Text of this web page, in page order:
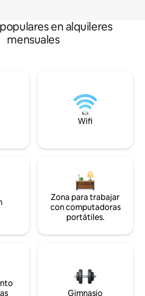
en alquileres
mensuales
Wifi
Zona para trabajar
con computadoras
portátiles.
Gimnasio